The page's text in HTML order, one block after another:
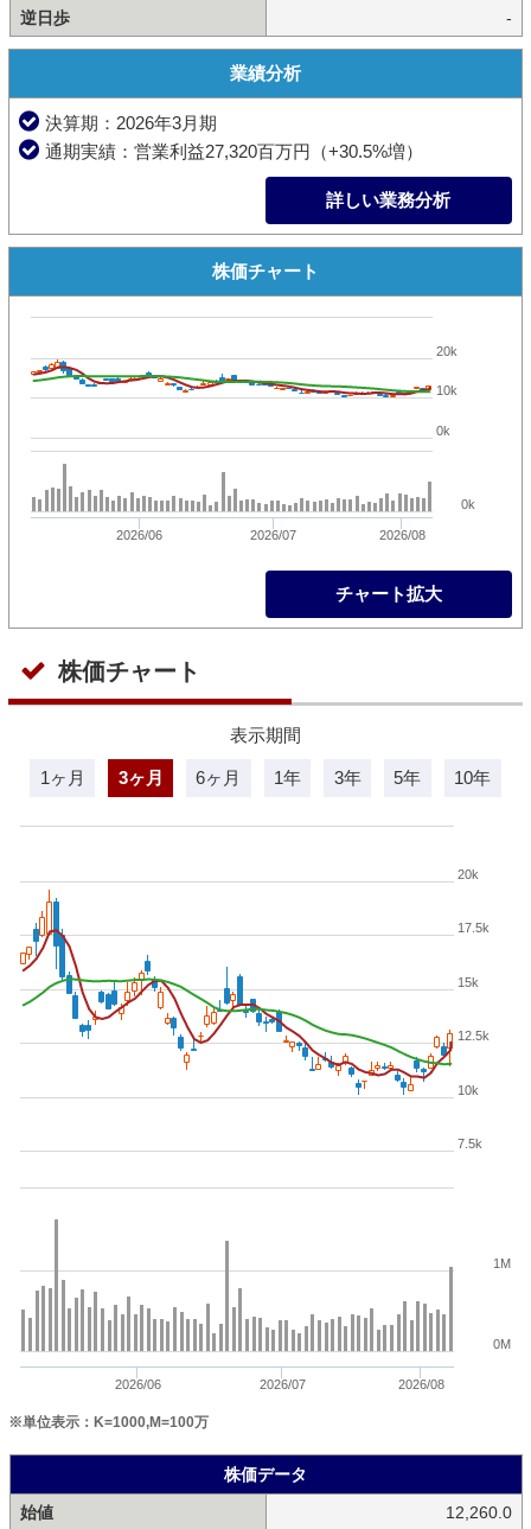
逆日歩
-
業績分析
決算期：2026年3月期
通期実績：営業利益27,320百万円（+30.5%増）
詳しい業務分析
株価チャート
2026/06 2026/07 2026/08
0k
10k
20k
0k
チャート拡大
株価チャート
表示期間
1ヶ月 3ヶ月 6ヶ月 1年 3年 5年 10年
2026/06 2026/07 2026/08
7.5k
10k
12.5k
15k
17.5k
20k
0M
1M
※単位表示：K=1000,M=100万
株価データ
始値
12,260.0